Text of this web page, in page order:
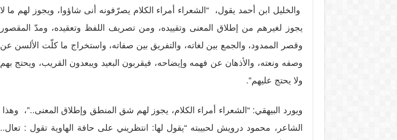
والخليل ابن أحمد يقول، “الشعراء أمراء الكلام يصرّفونه أنى شاؤوا، ويجوز لهم ما لا
يجوز لغيرهم من إطلاق المعنى وتقييده، ومن تصريف اللفظ وتعقيده، ومدّ المقصور
وقصر الممدود، والجمع بين لغاته، والتفريق بين صفاته، واستخراج ما كلّت الألسن عن
وصفه ونعته، والأذهان عن فهمه وإيضاحه، فيقربون البعيد ويبعدون القريب، ويحتج بهم
ولا يحتج عليهم”.
ويورد البيهقي: “الشعراء أمراء الكلام، يجوز لهم شق المنطق وإطلاق المعنى..”، وهذا
الشاعر، محمود درويش لحبيبته “يقول لها: انتظريني على حافة الهاوية تقول : تعال..